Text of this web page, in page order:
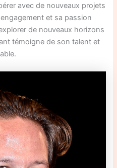
avec de nouveaux projets
et sa passion
de nouveaux horizons
témoigne de son talent et